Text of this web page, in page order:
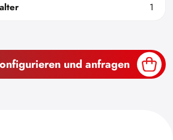
1
und anfragen